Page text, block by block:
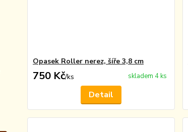
Opasek Roller nerez, šíře 3,8 cm
750 Kč/ks skladem 4 ks
Detail